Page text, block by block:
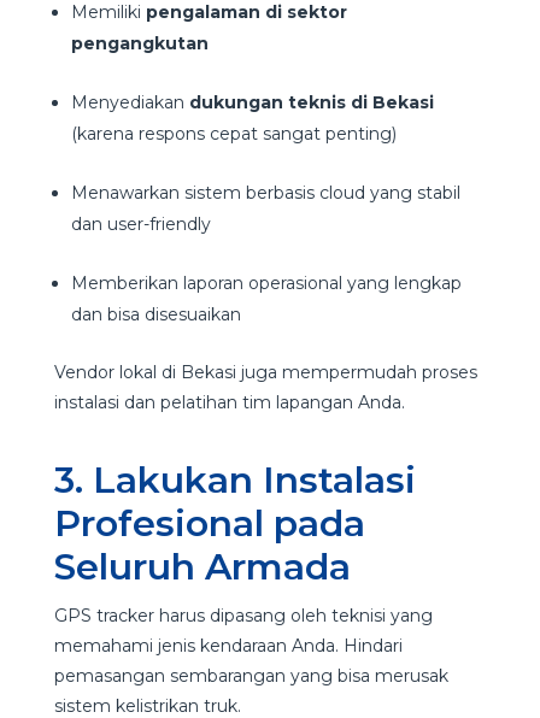
Memiliki pengalaman di sektor
pengangkutan
Menyediakan dukungan teknis di Bekasi
(karena respons cepat sangat penting)
Menawarkan sistem berbasis cloud yang stabil
dan user-friendly
Memberikan laporan operasional yang lengkap
dan bisa disesuaikan
Vendor lokal di Bekasi juga mempermudah proses
instalasi dan pelatihan tim lapangan Anda.
3. Lakukan Instalasi
Profesional pada
Seluruh Armada
GPS tracker harus dipasang oleh teknisi yang
memahami jenis kendaraan Anda. Hindari
pemasangan sembarangan yang bisa merusak
sistem kelistrikan truk.